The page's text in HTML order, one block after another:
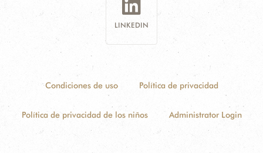
LINKEDIN
Condiciones de uso Política de privacidad
Política de privacidad de los niños Administrator Login